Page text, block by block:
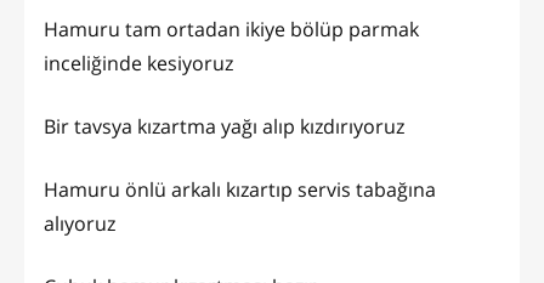
Hamuru tam ortadan ikiye bölüp parmak
inceliğinde kesiyoruz
Bir tavsya kızartma yağı alıp kızdırıyoruz
Hamuru önlü arkalı kızartıp servis tabağına
alıyoruz